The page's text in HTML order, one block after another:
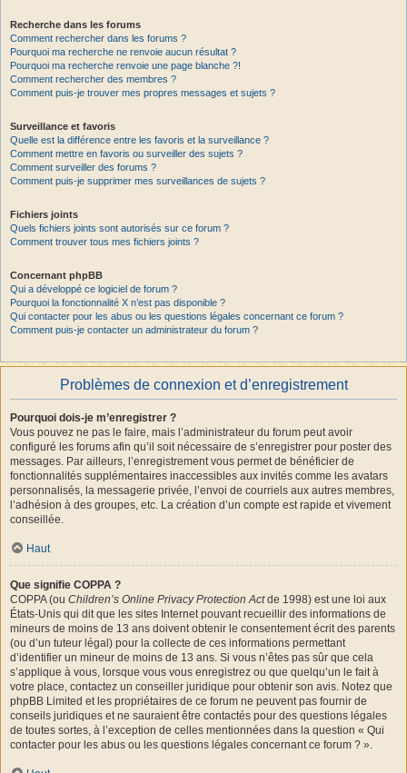
Recherche dans les forums
Comment rechercher dans les forums ?
Pourquoi ma recherche ne renvoie aucun résultat ?
Pourquoi ma recherche renvoie une page blanche ?!
Comment rechercher des membres ?
Comment puis-je trouver mes propres messages et sujets ?
Surveillance et favoris
Quelle est la différence entre les favoris et la surveillance ?
Comment mettre en favoris ou surveiller des sujets ?
Comment surveiller des forums ?
Comment puis-je supprimer mes surveillances de sujets ?
Fichiers joints
Quels fichiers joints sont autorisés sur ce forum ?
Comment trouver tous mes fichiers joints ?
Concernant phpBB
Qui a développé ce logiciel de forum ?
Pourquoi la fonctionnalité X n’est pas disponible ?
Qui contacter pour les abus ou les questions légales concernant ce forum ?
Comment puis-je contacter un administrateur du forum ?
Problèmes de connexion et d’enregistrement
Pourquoi dois-je m’enregistrer ?
Vous pouvez ne pas le faire, mais l’administrateur du forum peut avoir
configuré les forums afin qu’il soit nécessaire de s’enregistrer pour poster des
messages. Par ailleurs, l’enregistrement vous permet de bénéficier de
fonctionnalités supplémentaires inaccessibles aux invités comme les avatars
personnalisés, la messagerie privée, l’envoi de courriels aux autres membres,
l’adhésion à des groupes, etc. La création d’un compte est rapide et vivement
conseillée.
Haut
Que signifie COPPA ?
COPPA (ou Children’s Online Privacy Protection Actde 1998) est une loi aux
États-Unis qui dit que les sites Internet pouvant recueillir des informations de
mineurs de moins de 13 ans doivent obtenir le consentement écrit des parents
(ou d’un tuteur légal) pour la collecte de ces informations permettant
d’identifier un mineur de moins de 13 ans. Si vous n’êtes pas sûr que cela
s’applique à vous, lorsque vous vous enregistrez ou que quelqu’un le fait à
votre place, contactez un conseiller juridique pour obtenir son avis. Notez que
phpBB Limited et les propriétaires de ce forum ne peuvent pas fournir de
conseils juridiques et ne sauraient être contactés pour des questions légales
de toutes sortes, à l’exception de celles mentionnées dans la question « Qui
contacter pour les abus ou les questions légales concernant ce forum ? ».